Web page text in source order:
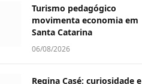
Turismo pedagógico
movimenta economia em
Santa Catarina
06/08/2026
Regina Casé: curiosidade e